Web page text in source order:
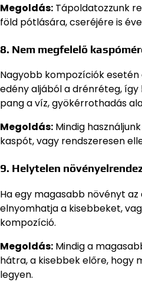
Megoldás: Tápoldatozzunk
föld pótlására, cseréjére is
8. Nem megfelelő
Nagyobb kompozíciók esetén
edény aljából a drénréteg,
pang a víz, gyökérrothadás
Megoldás: Mindig
kaspót, vagy rendszeresen
9. Helytelen
Ha egy magasabb növényt
elnyomhatja a kisebbeket,
kompozíció.
Megoldás: Mindig a
hátra, a kisebbek előre, hogy
legyen.